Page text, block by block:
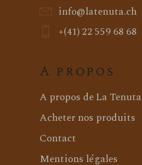
info@latenuta.ch
+(41) 22 559 68 68
A propos
A propos de La Tenuta
Acheter nos produits
Contact
Mentions légales